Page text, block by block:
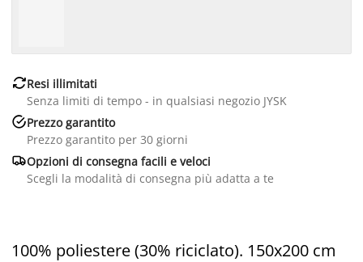
Resi illimitati
Senza limiti di tempo - in qualsiasi negozio JYSK
Prezzo garantito
Prezzo garantito per 30 giorni
Opzioni di consegna facili e veloci
Scegli la modalità di consegna più adatta a te
100% poliestere (30% riciclato). 150x200 cm